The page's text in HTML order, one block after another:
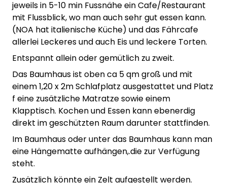
jeweils in 5-10 min Fussnähe ein Cafe/Restaurant
mit Flussblick, wo man auch sehr gut essen kann.
(NOA hat italienische Küche) und das Fährcafe
allerlei Leckeres und auch Eis und leckere Torten.
Entspannt allein oder gemütlich zu zweit.
Das Baumhaus ist oben ca 5 qm groß und mit
einem 1,20 x 2m Schlafplatz ausgestattet und Platz
f eine zusätzliche Matratze sowie einem
Klapptisch. Kochen und Essen kann ebenerdig
direkt im geschützten Raum darunter stattfinden.
Im Baumhaus oder unter das Baumhaus kann man
eine Hängematte aufhängen,.die zur Verfügung
steht.
Zusätzlich könnte ein Zelt aufgestellt werden.